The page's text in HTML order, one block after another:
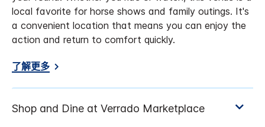
local favorite for horse shows and family outings. It's
a convenient location that means you can enjoy the
action and return to comfort quickly.
了解更多